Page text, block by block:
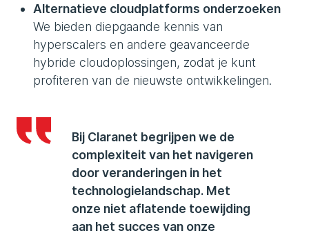
Alternatieve cloudplatforms onderzoeken
We bieden diepgaande kennis van
hyperscalers en andere geavanceerde
hybride cloudoplossingen, zodat je kunt
profiteren van de nieuwste ontwikkelingen.
Bij Claranet begrijpen we de
complexiteit van het navigeren
door veranderingen in het
technologielandschap. Met
onze niet aflatende toewijding
aan het succes van onze